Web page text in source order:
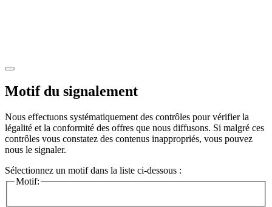
Motif du signalement
Nous effectuons systématiquement des contrôles pour vérifier la
légalité et la conformité des offres que nous diffusons. Si malgré ces
contrôles vous constatez des contenus inappropriés, vous pouvez
nous le signaler.
Sélectionnez un motif dans la liste ci-dessous :
Motif: